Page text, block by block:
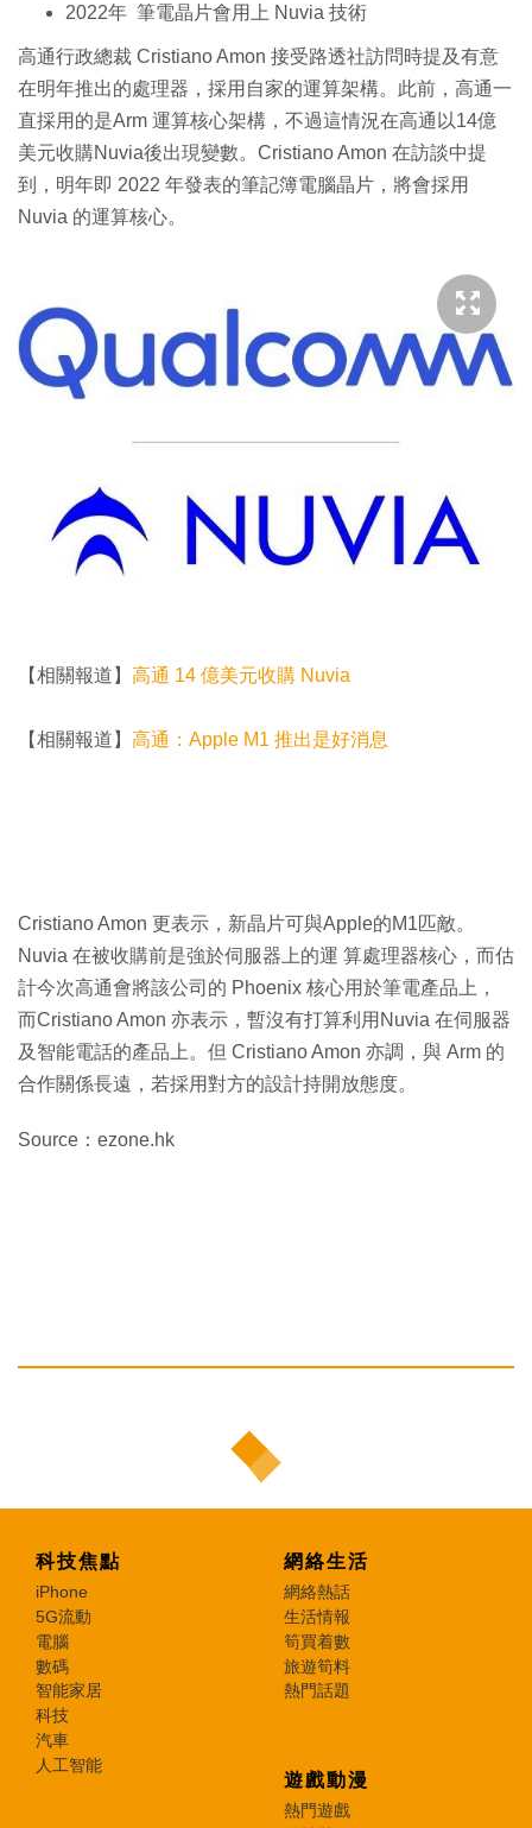
2022年 筆電晶片會用上 Nuvia 技術
高通行政總裁 Cristiano Amon 接受路透社訪問時提及有意
在明年推出的處理器，採用自家的運算架構。此前，高通一
直採用的是Arm 運算核心架構，不過這情況在高通以14億
美元收購Nuvia後出現變數。Cristiano Amon 在訪談中提
到，明年即 2022 年發表的筆記簿電腦晶片，將會採用
Nuvia 的運算核心。
【相關報道】 高通 14 億美元收購 Nuvia
【相關報道】 高通：Apple M1 推出是好消息
Cristiano Amon 更表示，新晶片可與Apple的M1匹敵。
Nuvia 在被收購前是強於伺服器上的運 算處理器核心，而估
計今次高通會將該公司的 Phoenix 核心用於筆電產品上，
而Cristiano Amon 亦表示，暫沒有打算利用Nuvia 在伺服器
及智能電話的產品上。但 Cristiano Amon 亦調，與 Arm 的
合作關係長遠，若採用對方的設計持開放態度。
Source：ezone.hk
科技焦點
iPhone
5G流動
電腦
數碼
智能家居
科技
汽車
人工智能
網絡生活
網絡熱話
生活情報
筍買着數
旅遊筍料
熱門話題
遊戲動漫
熱門遊戲